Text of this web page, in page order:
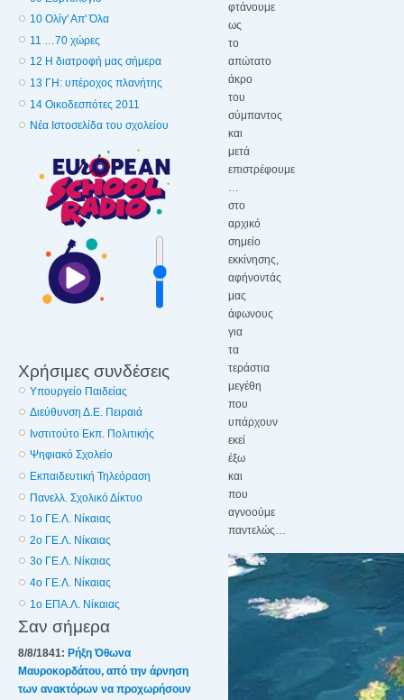
10 Ολίγ' Απ' Όλα
11 …70 χώρες
12 Η διατροφή μας σήμερα
13 ΓΗ: υπέροχος πλανήτης
14 Οικοδεσπότες 2011
Νέα Ιστοσελίδα του σχολείου
Χρήσιμες συνδέσεις
Υπουργείο Παιδείας
Διεύθυνση Δ.Ε. Πειραιά
Ινστιτούτο Εκπ. Πολιτικής
Ψηφιακό Σχολείο
Εκπαιδευτική Τηλεόραση
Πανελλ. Σχολικό Δίκτυο
1ο ΓΕ.Λ. Νίκαιας
2o ΓΕ.Λ. Νίκαιας
3o ΓΕ.Λ. Νίκαιας
4o ΓΕ.Λ. Νίκαιας
1o ΕΠΑ.Λ. Νίκαιας
Σαν σήμερα
8/8/1841: Ρήξη Όθωνα 
Μαυροκορδάτου, από την άρνηση
των ανακτόρων να προχωρήσουν
φτάνουμε
ως
το
απώτατο
άκρο
του
σύμπαντος
και
μετά
επιστρέφουμε
…
στο
αρχικό
σημείο
εκκίνησης,
αφήνοντάς
μας
άφωνους
για
τα
τεράστια
μεγέθη
που
υπάρχουν
εκεί
έξω
και
που
αγνοούμε
παντελώς…